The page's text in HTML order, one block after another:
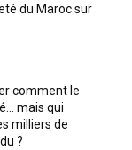
du Maroc sur
comment le
mais qui
milliers de
?